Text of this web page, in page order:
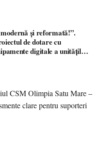
și reformată!”.
de dotare cu
digitale a unităților